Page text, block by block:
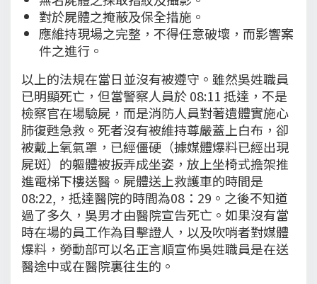
對於屍體之掩蔽及保全措施。
應維持現場之完整，不得任意破壞，而影響案
件之進行。
以上的法規在當日並沒有被遵守。雖然吳姓職員
已明顯死亡，但當警察人員於 08:11 抵達，不是
檢察官在場驗屍，而是消防人員對著遺體實施心
肺復甦急救。死者沒有被維持尊嚴蓋上白布，卻
被戴上氧氣罩，已經僵硬（據媒體爆料已經出現
屍斑）的軀體被扳弄成坐姿，放上坐椅式擔架推
進電梯下樓送醫。屍體送上救護車的時間是
08:22,，抵達醫院的時間為08：29。之後不知道
過了多久，吳男才由醫院宣告死亡。如果沒有當
時在場的員工作為目擊證人，以及吹哨者對媒體
爆料，勞動部可以名正言順宣佈吳姓職員是在送
醫途中或在醫院裏往生的。